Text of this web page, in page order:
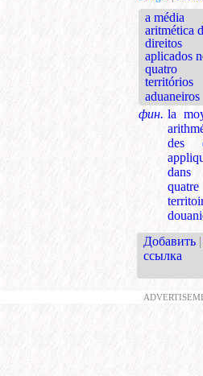
a média
aritmética
direitos
aplicados
quatro
territórios
aduaneiros
фин. la
des
quatre
Добавить |
ссылка